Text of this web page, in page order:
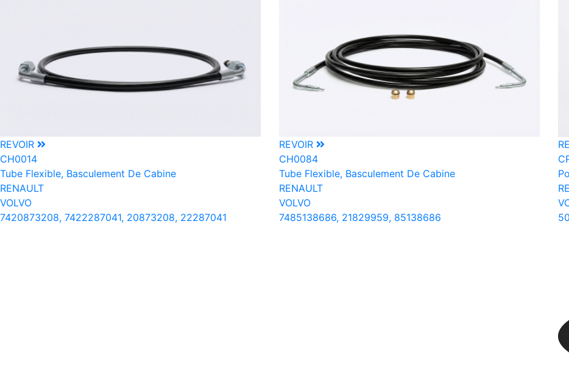
REVOIR
CH0014
Tube Flexible, Basculement De Cabine
RENAULT
VOLVO
7420873208, 7422287041, 20873208, 22287041
REVOIR
CH0084
Tube Flexible, Basculement De Cabine
RENAULT
VOLVO
7485138686, 21829959, 85138686